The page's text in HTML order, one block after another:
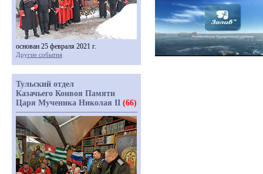
основан 25 февраля 2021 г.
Другие события
Тульский отдел
Казачьего Конвоя Памяти
Царя Мученика Николая II (66)